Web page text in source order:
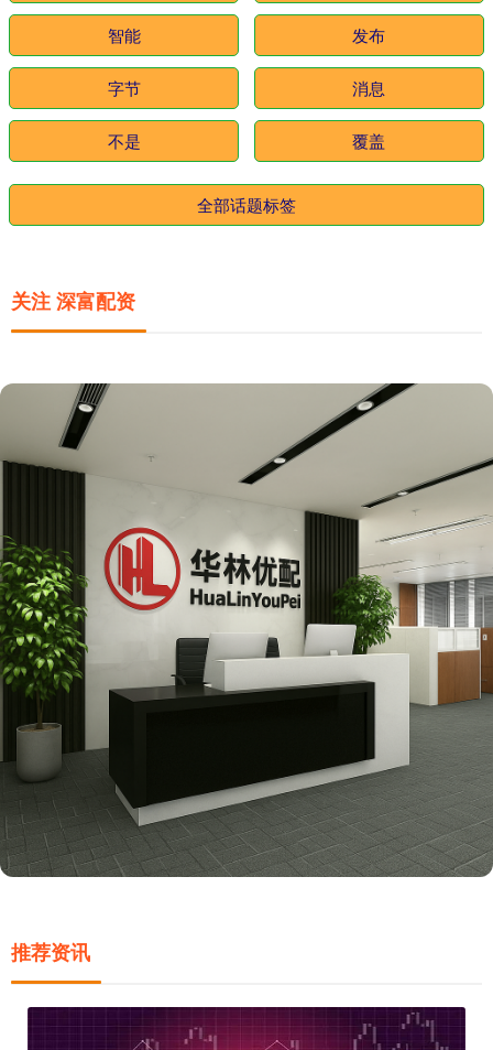
智能 发布
字节 消息
不是 覆盖
全部话题标签
关注 深富配资
推荐资讯